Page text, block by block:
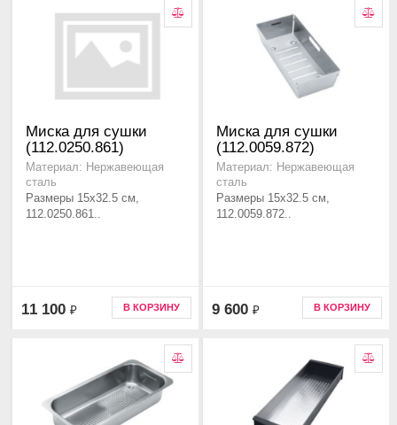
Миска для сушки
(112.0250.861)
Материал: Нержавеющая
сталь
Размеры 15x32.5 см,
112.0250.861..
11 100 ₽ В КОРЗИНУ
Миска для сушки
(112.0059.872)
Материал: Нержавеющая
сталь
Размеры 15x32.5 см,
112.0059.872..
9 600 ₽ В КОРЗИНУ